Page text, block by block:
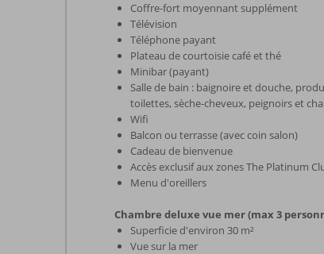
Coffre-fort moyennant supplément
Télévision
Téléphone payant
Plateau de courtoisie café et thé
Minibar (payant)
Salle de bain : baignoire et douche,
toilettes, sèche-cheveux, peignoirs et
Wifi
Balcon ou terrasse (avec coin salon)
Cadeau de bienvenue
Accès exclusif aux zones The Platinum
Menu d'oreillers
Chambre deluxe vue mer (max 3
Superficie d'environ 30 m²
Vue sur la mer